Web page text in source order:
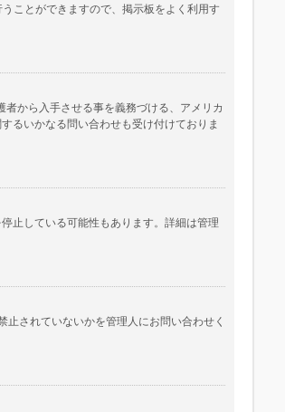
ことができますので、掲示板をよく利用す
から入手させる事を義務づける、アメリカ
るいかなる問い合わせも受け付けておりま
止している可能性もあります。詳細は管理
されていないかを管理人にお問い合わせく